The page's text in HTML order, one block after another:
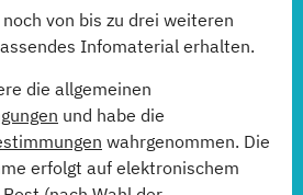
von bis zu drei weiteren
Infomaterial erhalten.
die allgemeinen
und habe die
wahrgenommen. Die
erfolgt auf elektronischem